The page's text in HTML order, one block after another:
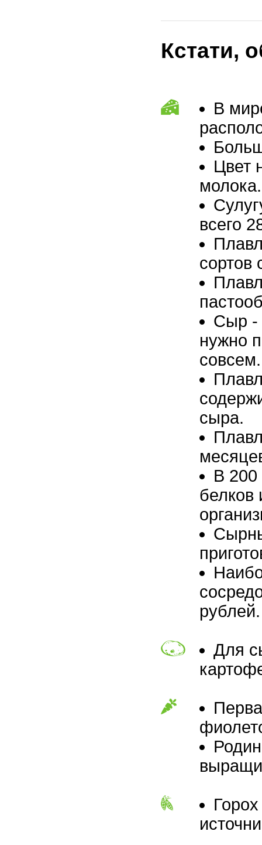
Кстати,
В
Цвет
молока.
всего
сортов
Сыр -
нужно
совсем.
сыра.
В 200
белков
рублей.
Для